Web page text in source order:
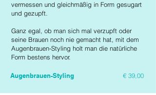
vermessen und gleichmäßig in Form gesugart
und gezupft.
Ganz egal, ob man sich mal verzupft oder
seine Brauen noch nie gemacht hat, mit dem
Augenbrauen-Styling holt man die natürliche
Form bestens hervor.
Augenbrauen-Styling € 39,00